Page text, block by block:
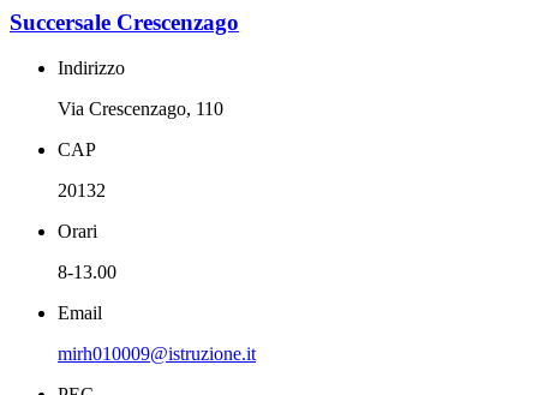
Succersale Crescenzago
Indirizzo
Via Crescenzago, 110
CAP
20132
Orari
8-13.00
Email
mirh010009@istruzione.it